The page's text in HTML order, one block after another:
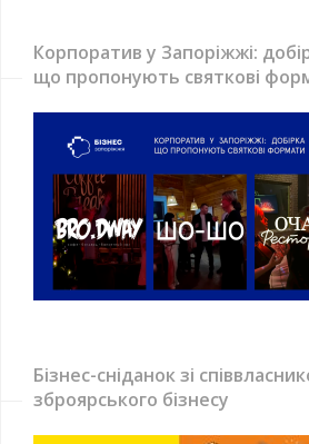
Корпоратив у Запоріжжі:
що пропонують святкові
Бізнес-сніданок зі
зброярського бізнесу